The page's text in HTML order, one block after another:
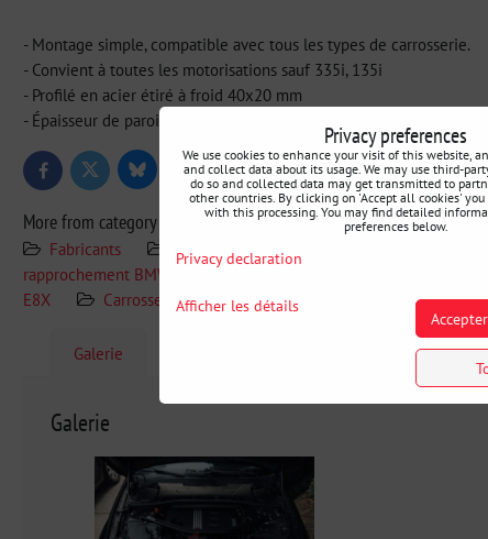
- Montage simple, compatible avec tous les types de carrosserie.
- Convient à toutes les motorisations sauf 335i, 135i
- Profilé en acier étiré à froid 40x20 mm
- Épaisseur de paroi 3 mm (haute rigidité)
FacebookTwitter Bluesky PinterestReddit LinkedInWhatsApp
E-
mail
More from category
Fabricants Swagier Recherche par voiture
rapprochement BMW E9X E8X
Renforts
E8X
Carrosserie de renforts Barres anti-
Galerie
Galerie
Privacy preferences
We use cookies to enhance your visit of this website,
and collect data about its usage. We may use third-
do so and collected data may get transmitted to
other countries. By clicking on 'Accept all cookies'
with this processing. You may find detailed
preferences below.
Privacy declaration
Afficher les détails